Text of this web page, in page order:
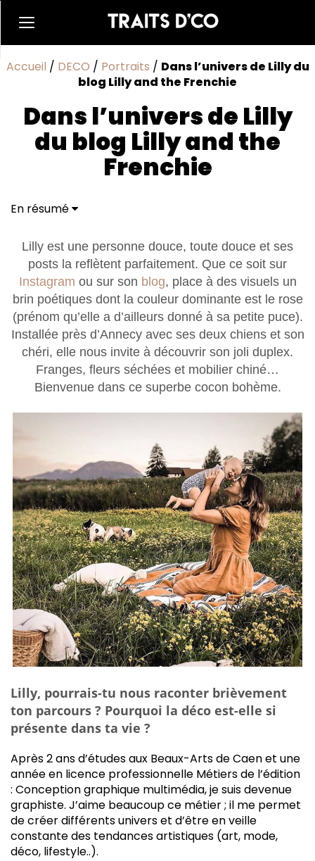
Accueil / DECO / Portraits / Dans l’univers de Lilly du
blog Lilly and the Frenchie
Dans l’univers de Lilly
du blog Lilly and the
Frenchie
En résumé
Lilly est une personne douce, toute douce et ses
posts la reflètent parfaitement. Que ce soit sur
Instagram ou sur son blog, place à des visuels un
brin poétiques dont la couleur dominante est le rose
(prénom qu’elle a d’ailleurs donné à sa petite puce).
Installée près d’Annecy avec ses deux chiens et son
chéri, elle nous invite à découvrir son joli duplex.
Franges, fleurs séchées et mobilier chiné…
Bienvenue dans ce superbe cocon bohème.
Lilly, pourrais-tu nous raconter brièvement
ton parcours ? Pourquoi la déco est-elle si
présente dans ta vie ?
Après 2 ans d’études aux Beaux-Arts de Caen et une
année en licence professionnelle Métiers de l’édition
: Conception graphique multimédia, je suis devenue
graphiste. J’aime beaucoup ce métier ; il me permet
de créer différents univers et d’être en veille
constante des tendances artistiques (art, mode,
déco, lifestyle..).